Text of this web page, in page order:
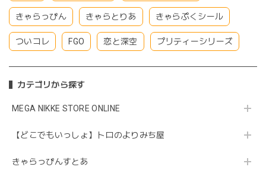
きゃらっぴん きゃらとりあ きゃらぷくシール
ついコレ FGO 恋と深空 プリティーシリーズ
カテゴリから探す
MEGA NIKKE STORE ONLINE
【どこでもいっしょ】トロのよりみち屋
きゃらっぴんすとあ